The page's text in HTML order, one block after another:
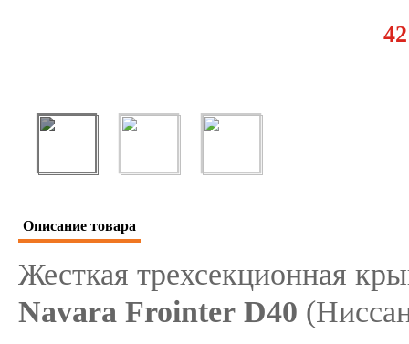
Описание товара
Жесткая трехсекционная
Navara Frointer D40